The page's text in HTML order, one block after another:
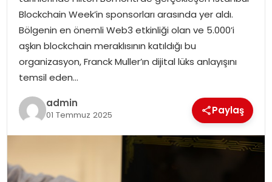
EĞITIM
GENEL
Blockchain Week’in sponsorları arasında yer aldı.
Bölgenin en önemli Web3 etkinliği olan ve 5.000’i
aşkın blockchain meraklısının katıldığı bu
organizasyon, Franck Muller’ın dijital lüks anlayışını
temsil eden…
admin
01 Temmuz 2025 Paylaş